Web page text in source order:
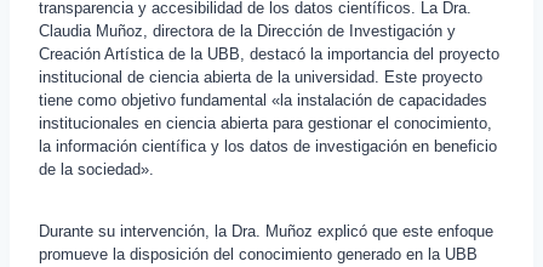
transparencia y accesibilidad de los datos científicos. La Dra.
Claudia Muñoz, directora de la Dirección de Investigación y
Creación Artística de la UBB, destacó la importancia del proyecto
institucional de ciencia abierta de la universidad. Este proyecto
tiene como objetivo fundamental «la instalación de capacidades
institucionales en ciencia abierta para gestionar el conocimiento,
la información científica y los datos de investigación en beneficio
de la sociedad».
Durante su intervención, la Dra. Muñoz explicó que este enfoque
promueve la disposición del conocimiento generado en la UBB